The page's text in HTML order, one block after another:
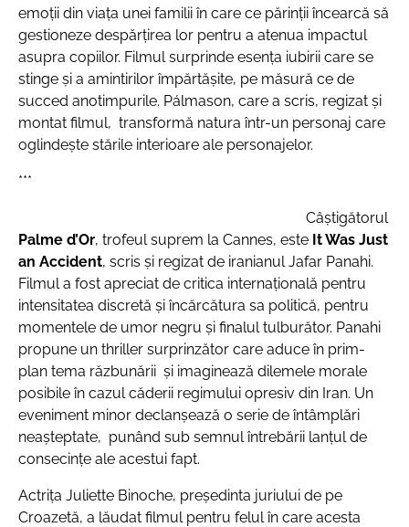
emoții din viața unei familii în care ce părinții încearcă să
gestioneze despărțirea lor pentru a atenua impactul
asupra copiilor. Filmul surprinde esența iubirii care se
stinge și a amintirilor împărtășite, pe măsură ce de
succed anotimpurile. Pálmason, care a scris, regizat și
montat filmul, transformă natura într-un personaj care
oglindește stările interioare ale personajelor.
***
Câștigătorul
Palme d’Or, trofeul suprem la Cannes, este It Was Just
an Accident, scris și regizat de iranianul Jafar Panahi.
Filmul a fost apreciat de critica internațională pentru
intensitatea discretă și încărcătura sa politică, pentru
momentele de umor negru și finalul tulburător. Panahi
propune un thriller surprinzător care aduce în prim-
plan tema răzbunării și imaginează dilemele morale
posibile în cazul căderii regimului opresiv din Iran. Un
eveniment minor declanșează o serie de întâmplări
neașteptate, punând sub semnul întrebării lanțul de
consecințe ale acestui fapt.
Actrița Juliette Binoche, președinta juriului de pe
Croazetă, a lăudat filmul pentru felul în care acesta